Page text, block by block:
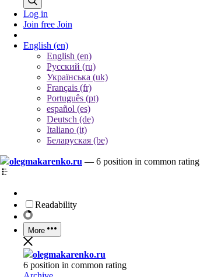
Log in
Join free Join
English (en)
English (en)
Русский (ru)
Українська (uk)
Français (fr)
Português (pt)
español (es)
Deutsch (de)
Italiano (it)
Беларуская (be)
olegmakarenko.ru — 6 position in common rating
Readability
More
olegmakarenko.ru
6 position in common rating